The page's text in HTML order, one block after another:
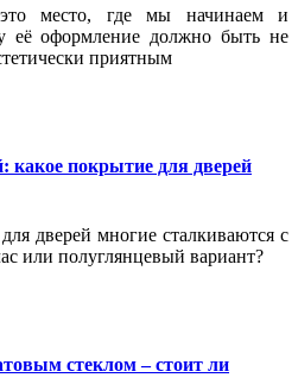
место, где мы начинаем и
её оформление должно быть не
приятным
какое покрытие для дверей
дверей многие сталкиваются с
или полуглянцевый вариант?
стеклом – стоит ли